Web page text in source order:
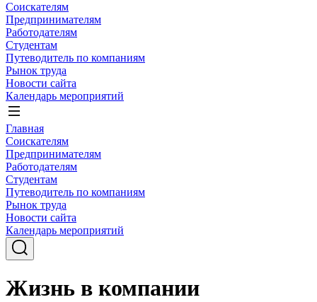
Соискателям
Предпринимателям
Работодателям
Студентам
Путеводитель по компаниям
Рынок труда
Новости сайта
Календарь мероприятий
Главная
Соискателям
Предпринимателям
Работодателям
Студентам
Путеводитель по компаниям
Рынок труда
Новости сайта
Календарь мероприятий
Жизнь в компании